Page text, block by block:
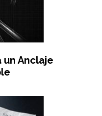
un Anclaje